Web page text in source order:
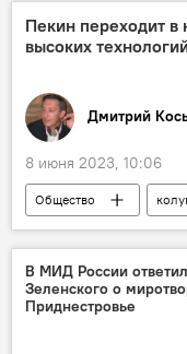
Пекин переходит
высоких
Дмитрий
8 июня 2023, 10:06
Общество
В МИД России
Зеленского о
Приднестровье